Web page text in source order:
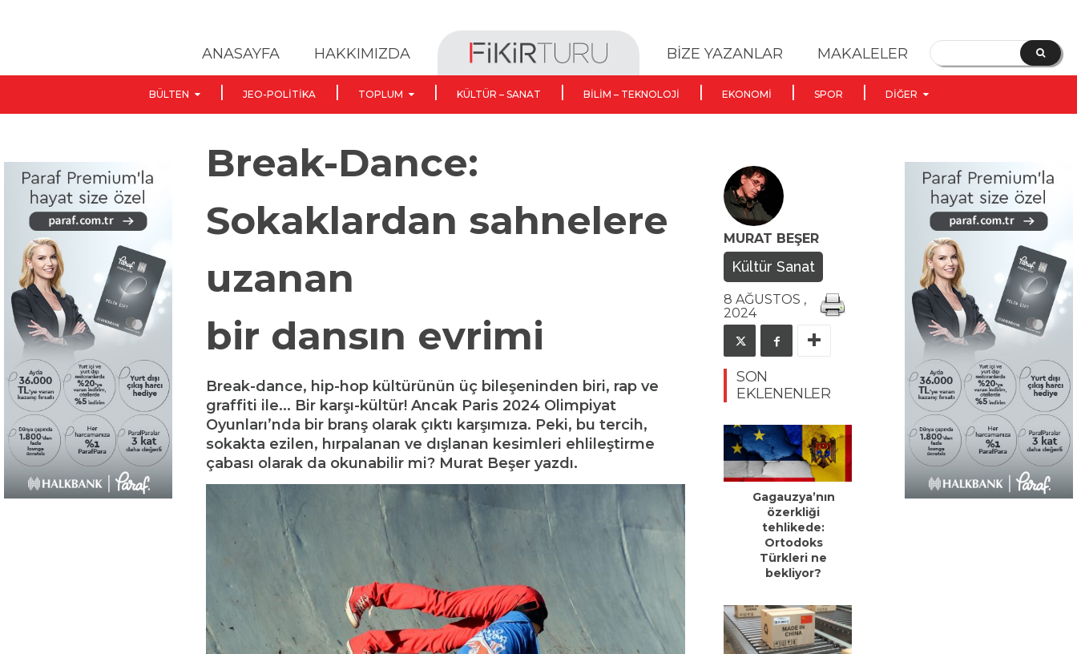
ANASAYFA HAKKIMIZDA BİZE YAZANLAR MAKALELER
BÜLTEN JEO-POLITIKA TOPLUM KÜLTÜR – SANAT BILIM – TEKNOLOJI EKONOMI SPOR DIĞER
Break-Dance:
Sokaklardan sahnelere
uzanan
bir dansın evrimi
Break-dance, hip-hop kültürünün üç bileşeninden biri, rap ve
graffiti ile... Bir karşı-kültür! Ancak Paris 2024 Olimpiyat
Oyunları’nda bir branş olarak çıktı karşımıza. Peki, bu tercih,
sokakta ezilen, hırpalanan ve dışlanan kesimleri ehlileştirme
çabası olarak da okunabilir mi? Murat Beşer yazdı.
MURAT BEŞER
Kültür Sanat
8 AĞUSTOS ,
2024
SON
EKLENENLER
Gagauzya’nın
özerkliği
tehlikede:
Ortodoks
Türkleri ne
bekliyor?